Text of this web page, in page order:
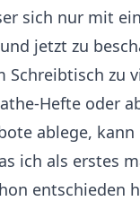
sich nur mit
jetzt zu
Schreibtisch zu
Hefte oder
ablege,
ich als erstes
entschieden